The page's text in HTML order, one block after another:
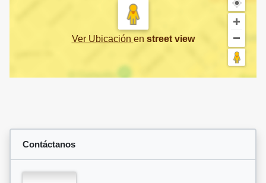
Ver Ubicación en street view
Contáctanos